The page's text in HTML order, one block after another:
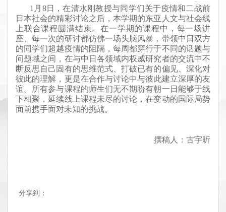
1月8日，在清水刚教授与同学们关于疫情和二战前
日本社会的精彩讨论之后，本学期的东亚人文与社会线
上联合课程 圆满结束。在一学期的课程中，每一场讲
座、每一次的研讨都仿佛一场头脑风暴，带领中日双方
的同学们超越疫情的阻隔，每周都穿行于不同的话题与
问题域之间，在与中日各领域内权威研究者的交流中不
断反思自己固有的思维范式、打破已有的偏见、深化对
彼此的理解， 更是在合作与讨论中与彼此建立深厚的友
谊。
所有参与课程的师生们无不期盼有朝一日能够于线
下相聚，延续线上课程未尽的讨论，在变动的国际局势
面前携手面对未知的挑战。
撰稿人：古宇昕
分享到：